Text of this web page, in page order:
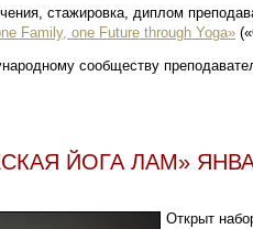
стажировка, диплом
Family, one Future through Yoga»
сообществу
ЙОГА ЛАМ»
Открыт